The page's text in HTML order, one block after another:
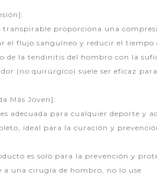
transpirable proporciona una
el flujo sanguíneo y reducir el tiempo
de la tendinitis del hombro con la
(no quirúrgico) suele ser eficaz
Más Joven]:
adecuada para cualquier deporte y
ideal para la curación y
es solo para la prevención y
a una cirugía de hombro, no lo use